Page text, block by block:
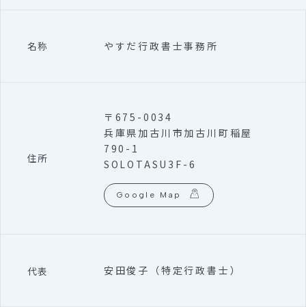
名称 やすだ行政書士事務所
住所
〒675-0034
兵庫県加古川市加古川町稲屋
790-1
SOLOTASU3F-6
Google Map
代表 安田俊子（特定行政書士）